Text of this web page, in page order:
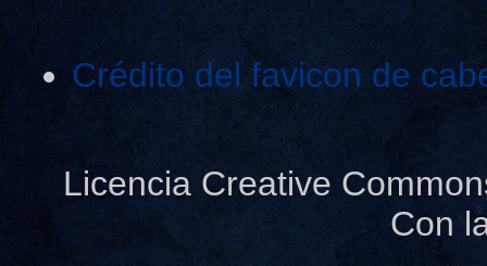
Crédito del favicon de
Licencia Creative
Con